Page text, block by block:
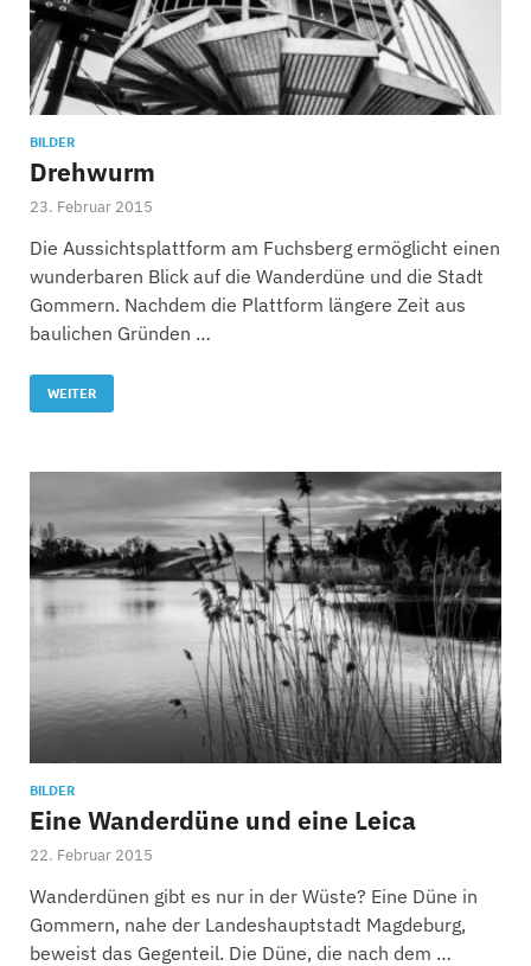
BILDER
Drehwurm
23. Februar 2015
Die Aussichtsplattform am Fuchsberg ermöglicht einen
wunderbaren Blick auf die Wanderdüne und die Stadt
Gommern. Nachdem die Plattform längere Zeit aus
baulichen Gründen …
WEITER
BILDER
Eine Wanderdüne und eine Leica
22. Februar 2015
Wanderdünen gibt es nur in der Wüste? Eine Düne in
Gommern, nahe der Landeshauptstadt Magdeburg,
beweist das Gegenteil. Die Düne, die nach dem …